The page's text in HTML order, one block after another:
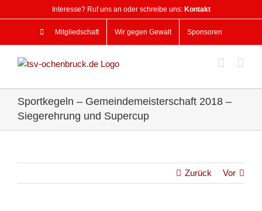
Inhalt
Interesse? Ruf uns an oder schreibe uns: Kontakt
Mitgliedschaft Wir gegen Gewalt Sponsoren
Sportkegeln – Gemeindemeisterschaft 2018 –
Siegerehrung und Supercup
Zurück Vor